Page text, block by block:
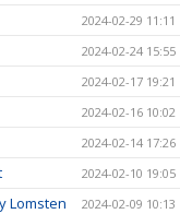
2024-02-29 11:11
2024-02-24 15:55
2024-02-17 19:21
2024-02-16 10:02
2024-02-14 17:26
2024-02-10 19:05
Lomsten 2024-02-09 10:13